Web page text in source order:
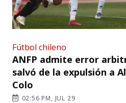
Fútbol chileno
ANFP admite error
salvó de la expulsión a
Colo
02:56 PM, JUL 29